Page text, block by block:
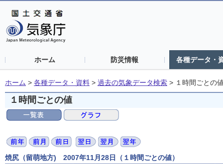
ホーム 防災情報 各種データ・
ホーム > 各種データ・資料 > 過去の気象データ検索 > １時間ごとの
１時間ごとの値
焼尻（留萌地方) 2007年11月28日（１時間ごとの値）